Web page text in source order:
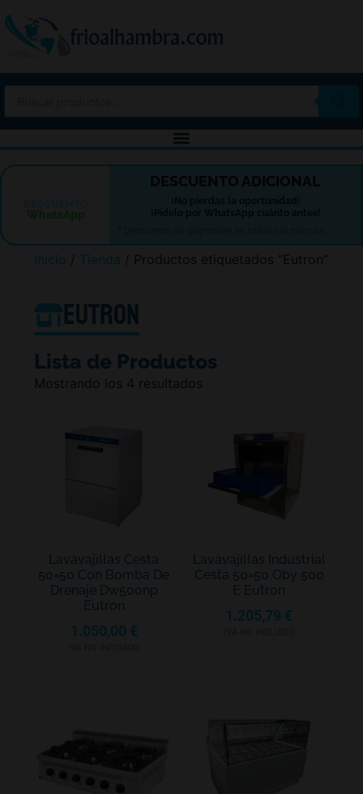
DESCUENTO ADICIONAL
¡No pierdas la oportunidad!
¡Pídelo por WhatsApp cuánto antes!
Inicio / Tienda / Productos etiquetados “Eutron”
Eutron
Lista de Productos
Mostrando los 4 resultados
Lavavajillas Cesta
50×50 Con Bomba De
Drenaje Dw500np
Eutron
1.050,00 €
Lavavajillas Industrial
Cesta 50×50 Oby 500
E Eutron
1.205,79 €